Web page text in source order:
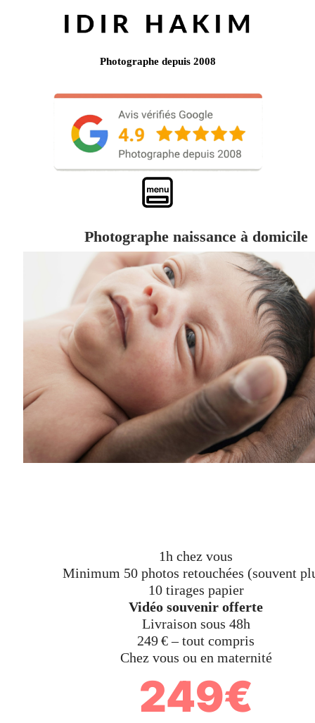
Photographe depuis 2008
Photographe naissance à domicile
1h chez vous
Minimum 50 photos retouchées (souvent
10 tirages papier
Vidéo souvenir offerte
Livraison sous 48h
249 € – tout compris
Chez vous ou en maternité
249€